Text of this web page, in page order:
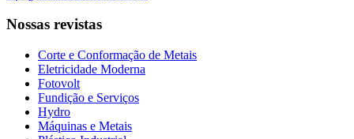
Nossas revistas
Corte e Conformação de Metais
Eletricidade Moderna
Fotovolt
Fundição e Serviços
Hydro
Máquinas e Metais